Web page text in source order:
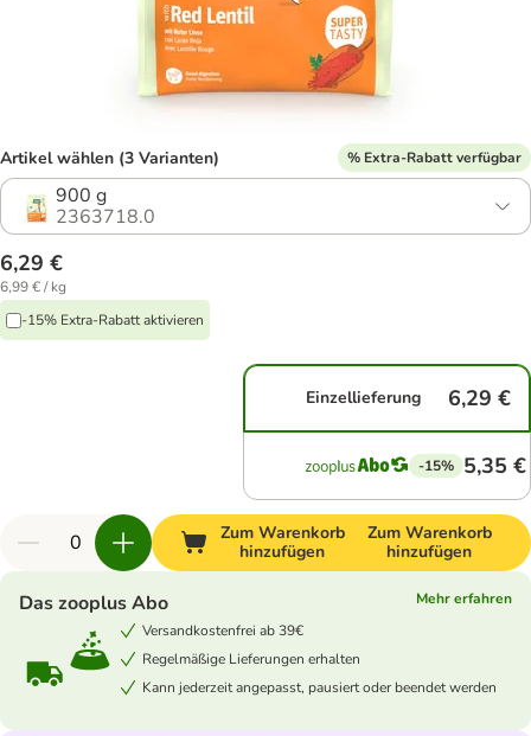
Artikel wählen (3 Varianten) % Extra-Rabatt verfügbar
900 g
2363718.0
6,29 €
6,99 € / kg
-15% Extra-Rabatt aktivieren
Einzellieferung 6,29 €
-15% 5,35 €
Zum Warenkorb
hinzufügen
Zum Warenkorb
hinzufügen
Das zooplus Abo
Mehr erfahren
Versandkostenfrei ab 39€
Regelmäßige Lieferungen erhalten
Kann jederzeit angepasst, pausiert oder beendet werden